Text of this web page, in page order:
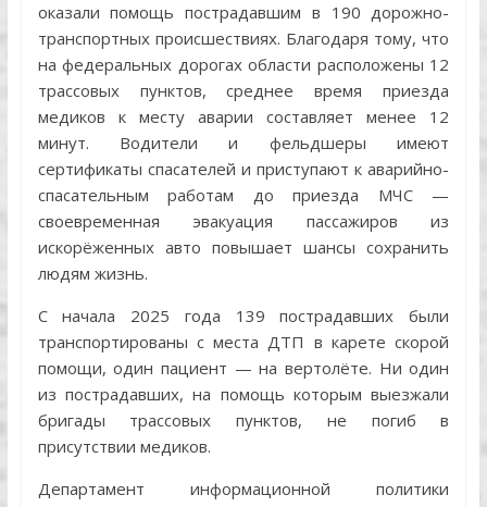
оказали помощь пострадавшим в 190 дорожно-
транспортных происшествиях. Благодаря тому, что
на федеральных дорогах области расположены 12
трассовых пунктов, среднее время приезда
медиков к месту аварии составляет менее 12
минут. Водители и фельдшеры имеют
сертификаты спасателей и приступают к аварийно-
спасательным работам до приезда МЧС —
своевременная эвакуация пассажиров из
искорёженных авто повышает шансы сохранить
людям жизнь.
С начала 2025 года 139 пострадавших были
транспортированы с места ДТП в карете скорой
помощи, один пациент — на вертолёте. Ни один
из пострадавших, на помощь которым выезжали
бригады трассовых пунктов, не погиб в
присутствии медиков.
Департамент информационной политики